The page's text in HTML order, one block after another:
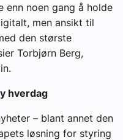
enn noen gang å holde
men ansikt til
den største
Torbjørn Berg,
hverdag
– blant annet den
løsning for styring